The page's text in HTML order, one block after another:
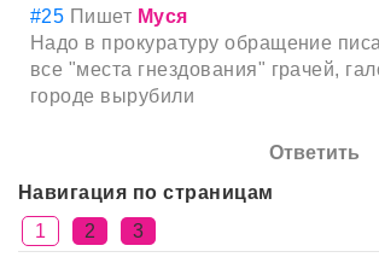
#25 Пишет Муся
Надо в прокуратуру обращение
все "места гнездования" грачей,
городе вырубили
Ответить
Навигация по страницам
1
2 3